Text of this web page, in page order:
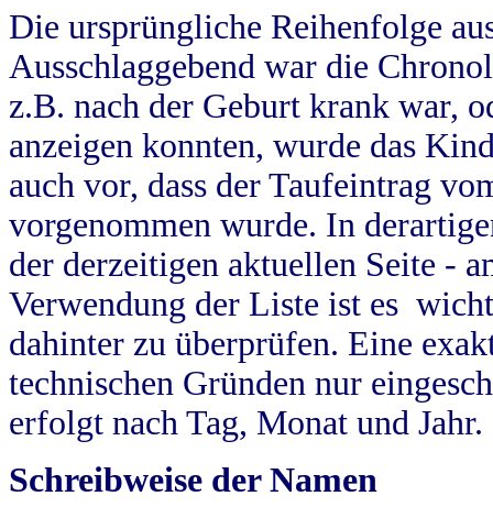
Die ursprüngliche Reihenfolge
Ausschlaggebend war die
z.B. nach der Geburt krank war,
anzeigen konnten, wurde das
auch vor, dass der Taufeintrag
vorgenommen wurde. In
der derzeitigen aktuellen Seite -
Verwendung der Liste ist es
dahinter zu überprüfen. Eine
technischen Gründen nur
erfolgt nach Tag, Monat und Jahr.
Schreibweise der Namen